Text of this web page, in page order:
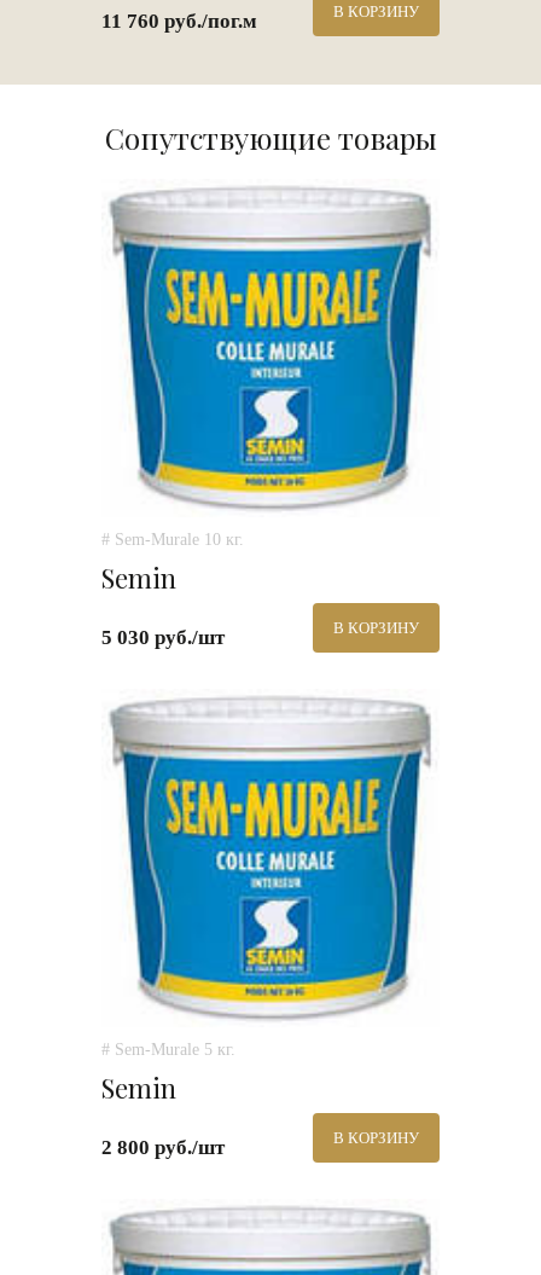
11 760 руб./пог.м В КОРЗИНУ
Сопутствующие товары
# Sem-Murale 10 кг.
Semin
5 030 руб./шт В КОРЗИНУ
# Sem-Murale 5 кг.
Semin
2 800 руб./шт В КОРЗИНУ